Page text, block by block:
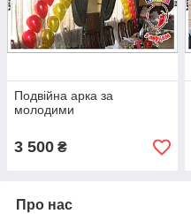
Подвійна арка за
молодими
3 500 ₴
Про нас